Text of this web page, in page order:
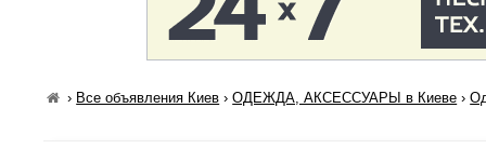
› Все объявления Киев ›ОДЕЖДА, АКСЕССУАРЫ в Киеве ›